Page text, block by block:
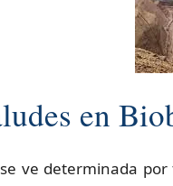
en
ve determinada